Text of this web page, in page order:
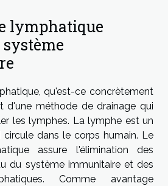
lymphatique
qu'est-ce concrètement
d'une méthode de drainage qui
les lymphes. La lymphe est un
circule dans le corps humain. Le
assure l'élimination des
du système immunitaire et des
Comme avantage